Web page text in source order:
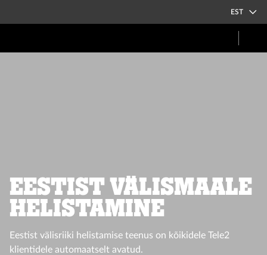
EST
Eestist Välismaale
helistamine
Eestist välisriiki helistamise teenus on kõikidele Tele2
klientidele automaatselt avatud.